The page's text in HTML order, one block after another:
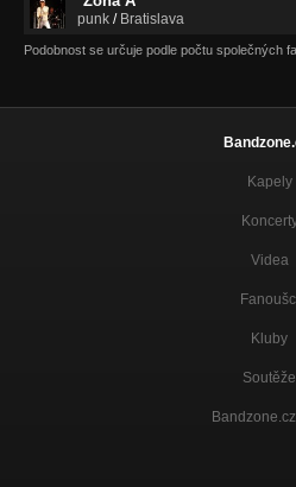
punk / Bratislava
Podobnost se určuje podle počtu společných
Kapely
Videa
Kluby
Soutěže